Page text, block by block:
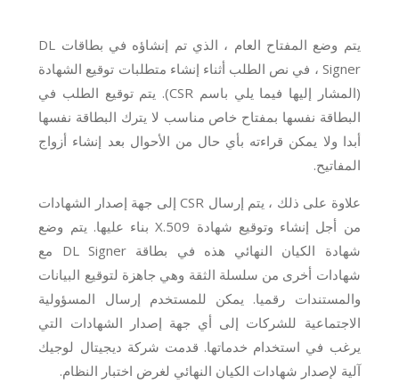
يتم وضع المفتاح العام ، الذي تم إنشاؤه في بطاقات DL
Signer ، في نص الطلب أثناء إنشاء متطلبات توقيع الشهادة
(المشار إليها فيما يلي باسم CSR). يتم توقيع الطلب في
البطاقة نفسها بمفتاح خاص مناسب لا يترك البطاقة نفسها
أبدا ولا يمكن قراءته بأي حال من الأحوال بعد إنشاء أزواج
المفاتيح.
علاوة على ذلك ، يتم إرسال CSR إلى جهة إصدار الشهادات
من أجل إنشاء وتوقيع شهادة X.509 بناء عليها. يتم وضع
شهادة الكيان النهائي هذه في بطاقة DL Signer مع
شهادات أخرى من سلسلة الثقة وهي جاهزة لتوقيع البيانات
والمستندات رقميا. يمكن للمستخدم إرسال المسؤولية
الاجتماعية للشركات إلى أي جهة إصدار الشهادات التي
يرغب في استخدام خدماتها. قدمت شركة ديجيتال لوجيك
آلية لإصدار شهادات الكيان النهائي لغرض اختبار النظام.